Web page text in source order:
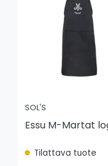
SOL'S
Essu M-Martat
Tilattava tuote